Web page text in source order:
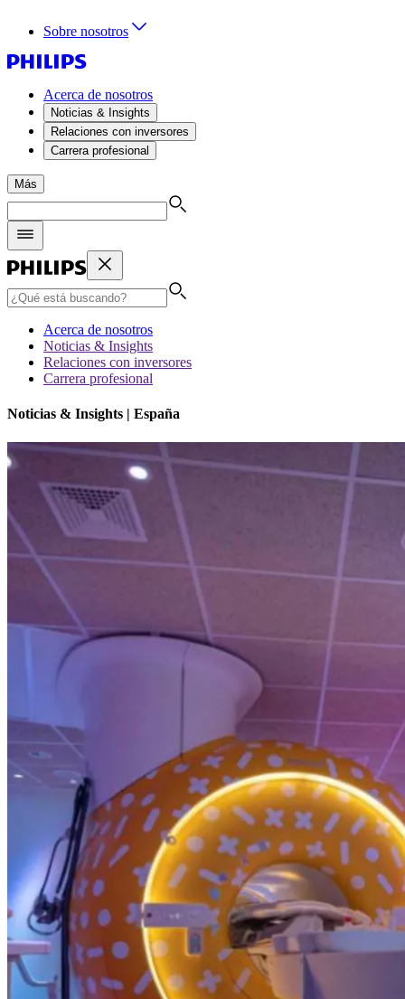
Sobre nosotros
Acerca de nosotros
Noticias & Insights
Relaciones con inversores
Carrera profesional
Más
Acerca de nosotros
Noticias & Insights
Relaciones con inversores
Carrera profesional
Noticias & Insights | España